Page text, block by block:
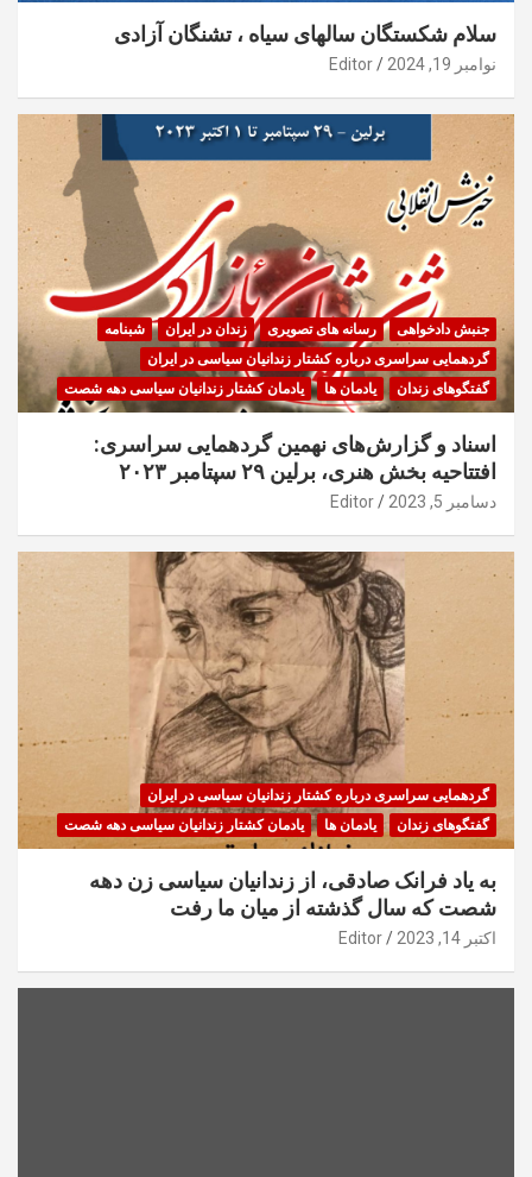
سلام شکستگان سالهای سیاه ، تشنگان آزادی
نوامبر 19, 2024 Editor
جنبش دادخواهی رسانه های تصویری زندان در ایران
شبنامه
گردهمایی سراسری درباره کشتار زندانیان سیاسی در ایران
گفتگوهای زندان
یادمان ها یادمان کشتار زندانیان سیاسی دهه شصت
اسناد و گزارش‌های نهمین گردهمایی سراسری:
افتتاحیه بخش هنری، برلین ۲۹ سپتامبر ۲۰۲۳
دسامبر 5, 2023 Editor
گردهمایی سراسری درباره کشتار زندانیان سیاسی در ایران
گفتگوهای زندان
یادمان ها یادمان کشتار زندانیان سیاسی دهه شصت
به یاد فرانک صادقی، از زندانیان سیاسی زن دهه
شصت که سال گذشته از میان ما رفت
اکتبر 14, 2023 Editor